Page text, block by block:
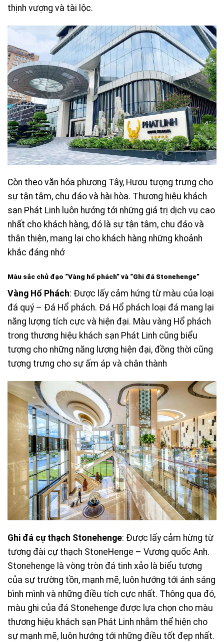
thịnh vượng và tài lộc.
Còn theo văn hóa phương Tây, Hươu tượng trưng cho
sự tận tâm, chu đáo và hài hòa. Thương hiệu khách
sạn Phát Linh luôn hướng tới những giá trị dịch vụ cao
nhất cho khách hàng, đó là sự tận tâm, chu đáo và
thân thiện, mang lại cho khách hàng những khoảnh
khắc đáng nhớ
Màu sắc chủ đạo “Vàng hổ phách”và “Ghi đá Stonehenge”
Vàng Hổ Phách: Được lấy cảm hứng từ màu của loại
đá quý – Đá Hổ phách. Đá Hổ phách loại đá mang lại
năng lượng tích cực và hiện đại. Màu vàng Hổ phách
trong thương hiệu khách sạn Phát Linh cũng biểu
tượng cho những năng lượng hiện đại, đồng thời cũng
tượng trưng cho sự ấm áp và chân thành
Ghi đá cự thạch Stonehenge: Được lấy cảm hừng từ
tượng đài cự thạch StoneHenge – Vương quốc Anh.
Stonehenge là vòng tròn đá tinh xảo là biểu tượng
của sự trường tồn, mạnh mẽ, luôn hướng tới ánh sáng
bình mình và những điều tích cực nhất. Thông qua đó,
màu ghi của đá Stonehenge được lựa chọn cho màu
thương hiệu khách sạn Phát Linh nhằm thể hiện cho
sự mạnh mẽ, luôn hướng tới những điều tốt đẹp nhất.